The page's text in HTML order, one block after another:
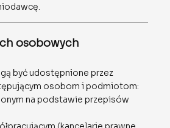
osobowych
być udostępnione przez
osobom i podmiotom:
na podstawie przepisów